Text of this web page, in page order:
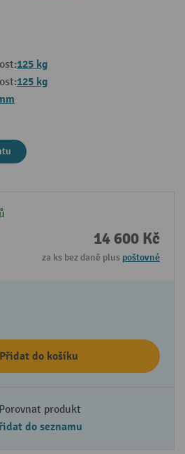
125 kg
125 kg
14 600 Kč
za ks bez daně plus poštovné
Přidat do košíku
Porovnat produkt
do seznamu